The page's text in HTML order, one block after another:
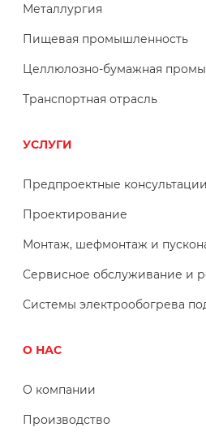
Металлургия
Пищевая промышленность
Целлюлозно-бумажная
Транспортная отрасль
УСЛУГИ
Предпроектные консультации
Проектирование
Монтаж, шефмонтаж и
Сервисное обслуживание и
Системы электрообогрева
О НАС
О компании
Производство